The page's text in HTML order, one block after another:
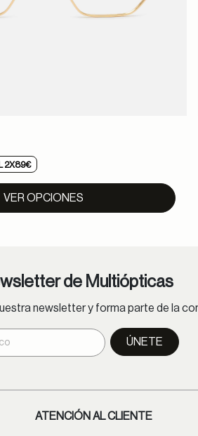
2X89€
VER OPCIONES
de Multiópticas
newsletter y forma parte de la
ÚNETE
ATENCIÓN AL CLIENTE